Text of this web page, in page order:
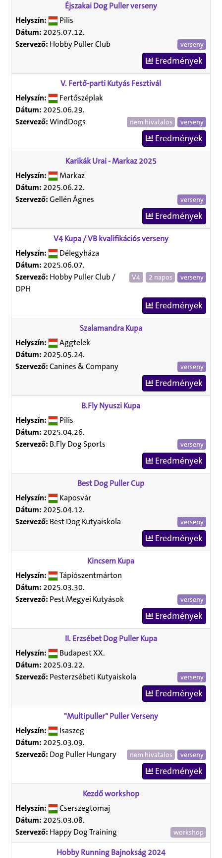
Éjszakai Dog Puller verseny
Helyszín:
Pilis
Dátum: 2025.07.12.
verseny
Szervező: Hobby Puller Club
Eredmények
V. Fertő-parti Kutyás Fesztivál
Helyszín:
Fertőszéplak
Dátum: 2025.06.29.
verseny
nem hivatalos
Szervező:WindDogs
Eredmények
Karikák Urai - Markaz 2025
Helyszín:
Markaz
Dátum: 2025.06.22.
verseny
Szervező:Gellén Ágnes
Eredmények
V4 Kupa / VB kvalifikációs verseny
Helyszín:
Délegyháza
Dátum: 2025.06.07.
verseny
2 napos
V4
Szervező: Hobby Puller Club /
DPH
Eredmények
Szalamandra Kupa
Helyszín:
Aggtelek
Dátum: 2025.05.24.
verseny
Szervező:Canines & Company
Eredmények
B.Fly Nyuszi Kupa
Helyszín:
Pilis
Dátum: 2025.04.26.
verseny
Szervező: B.Fly Dog Sports
Eredmények
Best Dog Puller Cup
Helyszín:
Kaposvár
Dátum: 2025.04.12.
verseny
Szervező: Best Dog Kutyaiskola
Eredmények
Kincsem Kupa
Helyszín:
Tápiószentmárton
Dátum: 2025.03.30.
verseny
Szervező: Pest Megyei Kutyások
Eredmények
II. Erzsébet Dog Puller Kupa
Helyszín:
Budapest XX.
Dátum: 2025.03.22.
verseny
Szervező: Pesterzsébeti Kutyaiskola
Eredmények
"Multipuller" Puller Verseny
Helyszín:
Isaszeg
Dátum: 2025.03.09.
verseny
nem hivatalos
Szervező: Dog Puller Hungary
Eredmények
Kezdő workshop
Helyszín:
Cserszegtomaj
Dátum: 2025.03.08.
workshop
Szervező: Happy Dog Training
Hobby Running Bajnokság 2024